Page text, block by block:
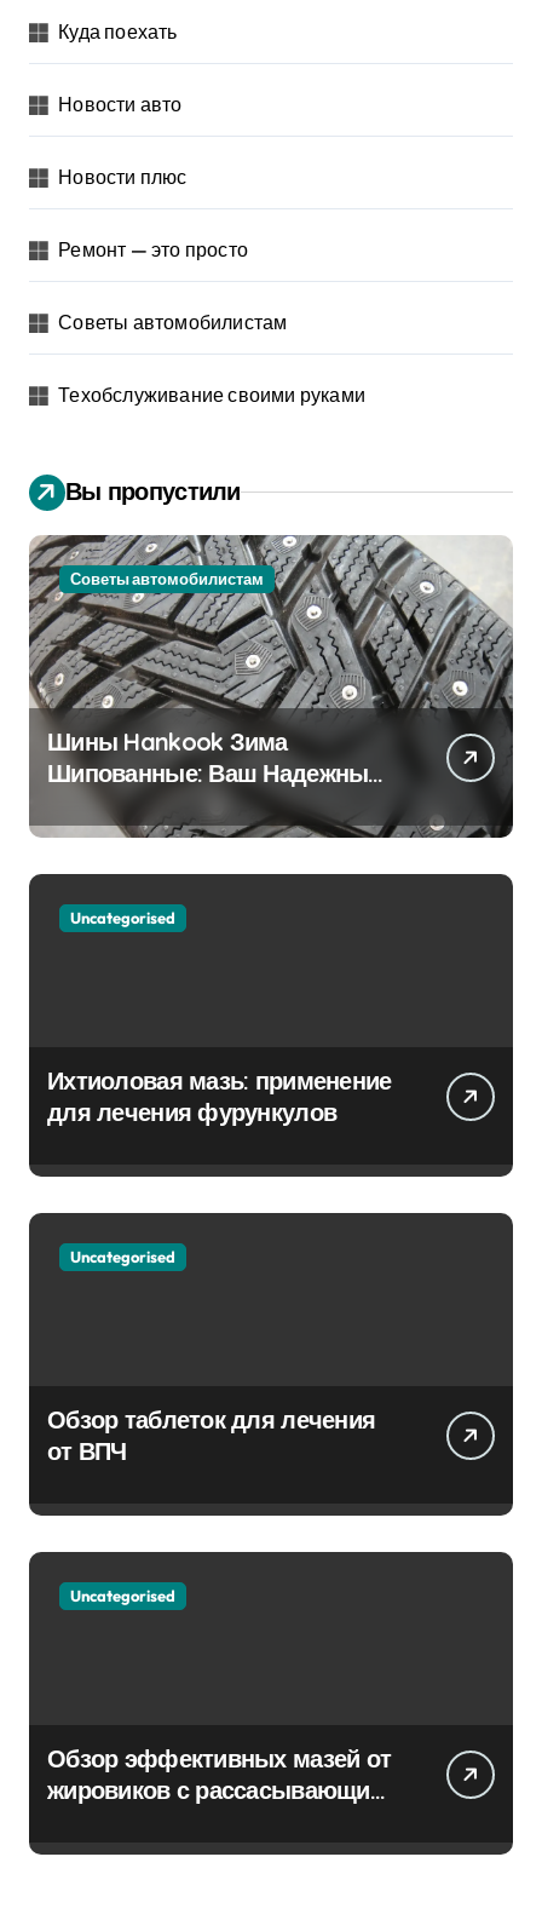
Куда поехать
Новости авто
Новости плюс
Ремонт — это просто
Советы автомобилистам
Техобслуживание своими руками
Вы пропустили
Советы автомобилистам
Шины Hankook Зима
Шипованные: Ваш Надежный
Партнёр на Снежных Дорогах
Uncategorised
Ихтиоловая мазь: применение
для лечения фурункулов
Uncategorised
Обзор таблеток для лечения
от ВПЧ
Uncategorised
Обзор эффективных мазей от
жировиков с рассасывающим